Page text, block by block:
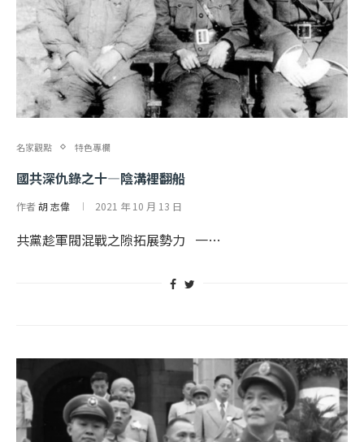
名家觀點 特色專欄
國共深仇錄之十—陰溝裡翻船
作者胡 志偉 2021 年 10 月 13 日
共黨趁軍閥混戰之隙拓展勢力 一…